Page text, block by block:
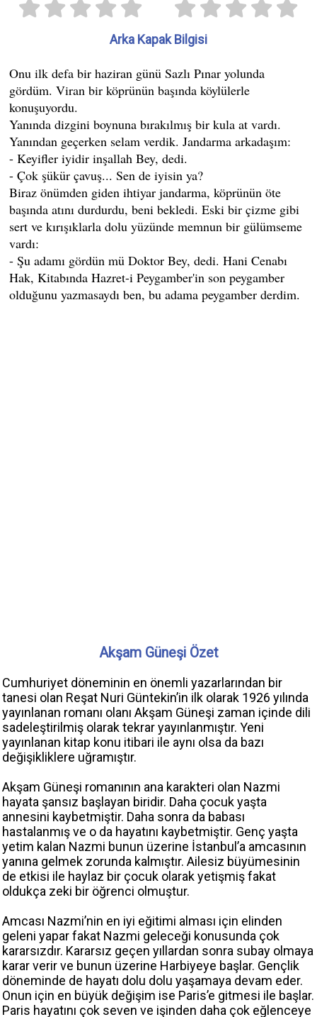
Arka Kapak Bilgisi
Akşam Güneşi Özet
Cumhuriyet döneminin en önemli yazarlarından bir
tanesi olan Reşat Nuri Güntekin’in ilk olarak 1926 yılında
yayınlanan romanı olanı Akşam Güneşi zaman içinde dili
sadeleştirilmiş olarak tekrar yayınlanmıştır. Yeni
yayınlanan kitap konu itibari ile aynı olsa da bazı
değişikliklere uğramıştır.
Akşam Güneşi romanının ana karakteri olan Nazmi
hayata şansız başlayan biridir. Daha çocuk yaşta
annesini kaybetmiştir. Daha sonra da babası
hastalanmış ve o da hayatını kaybetmiştir. Genç yaşta
yetim kalan Nazmi bunun üzerine İstanbul’a amcasının
yanına gelmek zorunda kalmıştır. Ailesiz büyümesinin
de etkisi ile haylaz bir çocuk olarak yetişmiş fakat
oldukça zeki bir öğrenci olmuştur.
Amcası Nazmi’nin en iyi eğitimi alması için elinden
geleni yapar fakat Nazmi geleceği konusunda çok
kararsızdır. Kararsız geçen yıllardan sonra subay olmaya
karar verir ve bunun üzerine Harbiyeye başlar. Gençlik
döneminde de hayatı dolu dolu yaşamaya devam eder.
Onun için en büyük değişim ise Paris’e gitmesi ile başlar.
Paris hayatını çok seven ve işinden daha çok eğlenceye